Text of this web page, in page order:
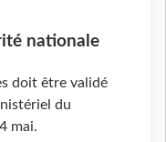
nationale
doit être validé
du
mai.